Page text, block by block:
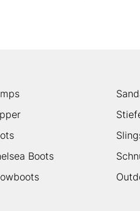
Boots